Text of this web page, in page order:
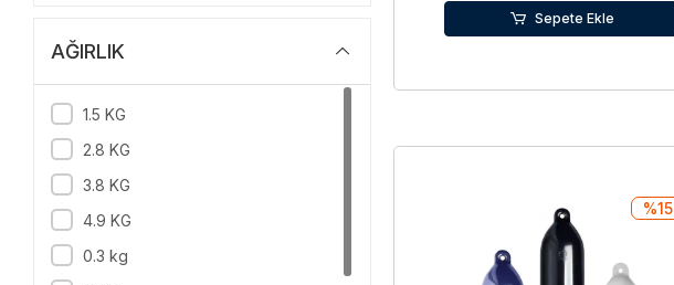
30x90 cm
AĞIRLIK
1.5 KG
2.8 KG
3.8 KG
4.9 KG
0.3 kg
Sepete Ekle
%15